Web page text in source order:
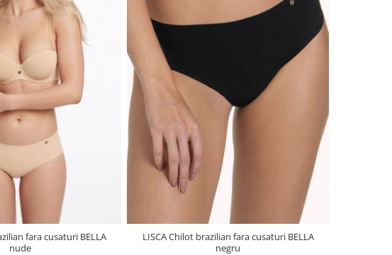
fara cusaturi BELLA
nude
LISCA Chilot brazilian fara cusaturi BELLA
negru